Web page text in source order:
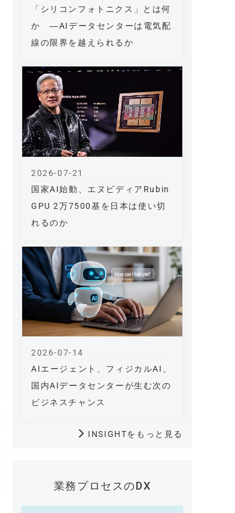
「シリコンフォトニクス」とは何
か ―AIデータセンターは電気配
線の限界を越えられるか
国家AI始動、エヌビディアRubin
GPU 2万7500基を日本は使い切
れるのか
2026-07-21
AIエージェント、フィジカルAI、
国内AIデータセンターが生む次の
ビジネスチャンス
2026-07-14
INSIGHTをもっと見る
業務プロセスのDX